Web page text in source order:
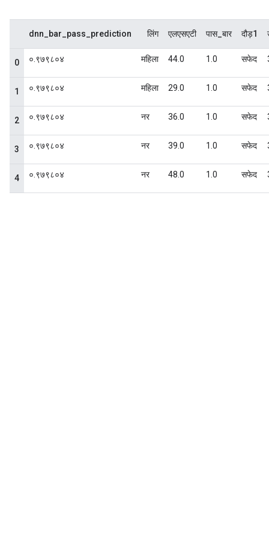
dnn_bar_pass_prediction लिंग एलएसएटी पास_बार दौड़1
0 ०.९७९८०४ महिला 44.0 1.0 सफेद
1 ०.९७९८०४ महिला 29.0 1.0 सफेद
2 ०.९७९८०४ नर 36.0 1.0 सफेद
3 ०.९७९८०४ नर 39.0 1.0 सफेद
4 ०.९७९८०४ नर 48.0 1.0 सफेद